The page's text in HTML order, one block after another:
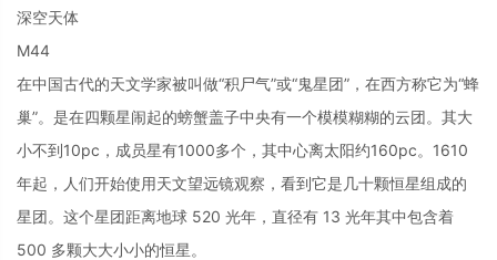
深空天体
M44
在中国古代的天文学家被叫做“积尸气”或“鬼星团”，在西方称它为“蜂
巢”。是在四颗星闹起的螃蟹盖子中央有一个模模糊糊的云团。其大
小不到10pc，成员星有1000多个，其中心离太阳约160pc。1610
年起，人们开始使用天文望远镜观察，看到它是几十颗恒星组成的
星团。这个星团距离地球 520 光年，直径有 13 光年其中包含着
500 多颗大大小小的恒星。